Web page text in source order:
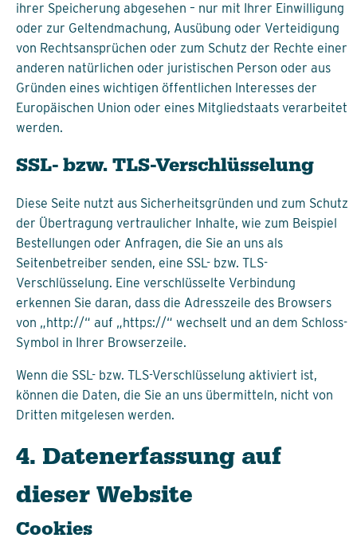
ihrer Speicherung abgesehen – nur mit Ihrer Einwilligung
oder zur Geltendmachung, Ausübung oder Verteidigung
von Rechtsansprüchen oder zum Schutz der Rechte einer
anderen natürlichen oder juristischen Person oder aus
Gründen eines wichtigen öffentlichen Interesses der
Europäischen Union oder eines Mitgliedstaats verarbeitet
werden.
SSL- bzw. TLS-Verschlüsselung
Diese Seite nutzt aus Sicherheitsgründen und zum Schutz
der Übertragung vertraulicher Inhalte, wie zum Beispiel
Bestellungen oder Anfragen, die Sie an uns als
Seitenbetreiber senden, eine SSL- bzw. TLS-
Verschlüsselung. Eine verschlüsselte Verbindung
erkennen Sie daran, dass die Adresszeile des Browsers
von „http://“ auf „https://“ wechselt und an dem Schloss-
Symbol in Ihrer Browserzeile.
Wenn die SSL- bzw. TLS-Verschlüsselung aktiviert ist,
können die Daten, die Sie an uns übermitteln, nicht von
Dritten mitgelesen werden.
4. Datenerfassung auf
dieser Website
Cookies